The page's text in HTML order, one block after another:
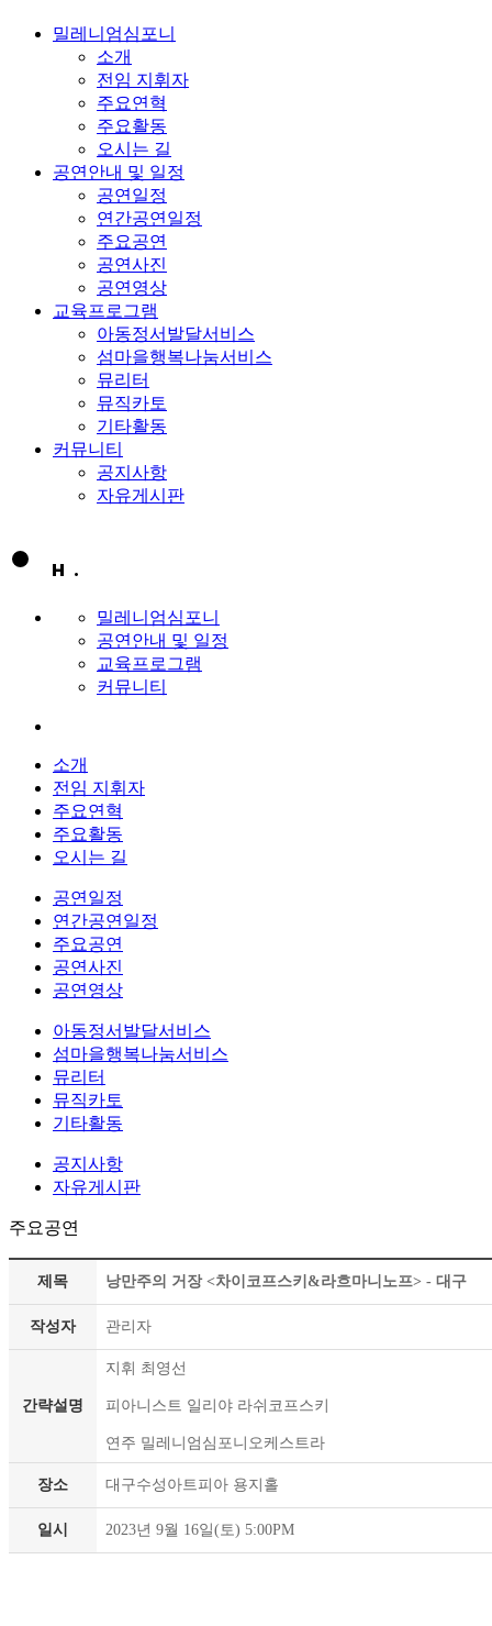
밀레니엄심포니
소개
전임 지휘자
주요연혁
주요활동
오시는 길
공연안내 및 일정
공연일정
연간공연일정
주요공연
공연사진
공연영상
교육프로그램
아동정서발달서비스
섬마을행복나눔서비스
뮤리터
뮤직카토
기타활동
커뮤니티
공지사항
자유게시판
밀레니엄심포니
공연안내 및 일정
교육프로그램
커뮤니티
소개
전임 지휘자
주요연혁
주요활동
오시는 길
공연일정
연간공연일정
주요공연
공연사진
공연영상
아동정서발달서비스
섬마을행복나눔서비스
뮤리터
뮤직카토
기타활동
공지사항
자유게시판
주요공연
제목 낭만주의 거장 <차이코프스키&라흐마니노프> - 대구
작성자 관리자
간략설명
지휘 최영선
피아니스트 일리야 라쉬코프스키
연주 밀레니엄심포니오케스트라
장소 대구수성아트피아 용지홀
일시 2023년 9월 16일(토) 5:00PM